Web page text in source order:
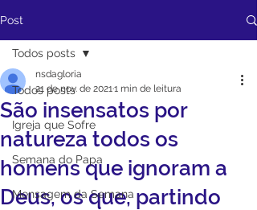
Post
Todos posts
Igreja que Sofre
Semana do Papa
Mensagem da Semana
Todos posts
São insensatos por
natureza todos os
homens que ignoram a
Deus, os que, partindo
nsdagloria
21 de nov. de 20211 min de leitura